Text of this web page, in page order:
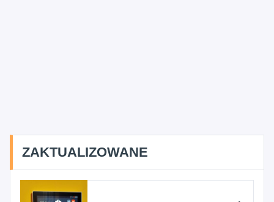
ZAKTUALIZOWANE